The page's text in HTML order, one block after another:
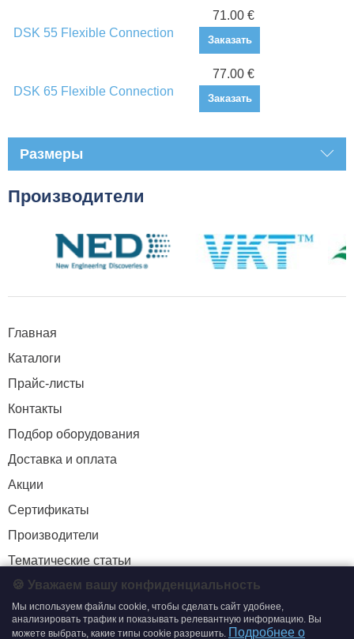
DSK 55 Flexible Connection
71.00 €
Заказать
DSK 65 Flexible Connection
77.00 €
Заказать
Размеры
Производители
Главная
Каталоги
Прайс-листы
Контакты
Подбор оборудования
Доставка и оплата
Акции
Сертификаты
Производители
Тематические статьи
+7 (495) 204-19-33
🍪 Уважаем вашу конфиденциальность
Мы используем файлы cookie, чтобы сделать сайт удобнее,
анализировать трафик и показывать релевантную информацию. Вы
можете выбрать, какие типы cookie разрешить. Подробнее о